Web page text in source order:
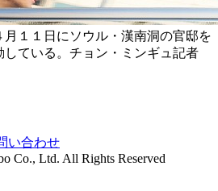
１１日にソウル・漢南洞の官邸を
ている。チョン・ミンギュ記者
い合わせ
Co., Ltd. All Rights Reserved